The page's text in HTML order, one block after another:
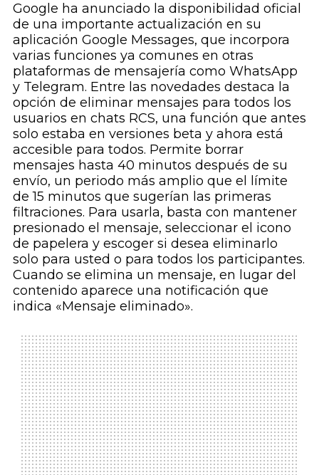
Google ha anunciado la disponibilidad oficial
de una importante actualización en su
aplicación Google Messages, que incorpora
varias funciones ya comunes en otras
plataformas de mensajería como WhatsApp
y Telegram. Entre las novedades destaca la
opción de eliminar mensajes para todos los
usuarios en chats RCS, una función que antes
solo estaba en versiones beta y ahora está
accesible para todos. Permite borrar
mensajes hasta 40 minutos después de su
envío, un periodo más amplio que el límite
de 15 minutos que sugerían las primeras
filtraciones. Para usarla, basta con mantener
presionado el mensaje, seleccionar el icono
de papelera y escoger si desea eliminarlo
solo para usted o para todos los participantes.
Cuando se elimina un mensaje, en lugar del
contenido aparece una notificación que
indica «Mensaje eliminado».